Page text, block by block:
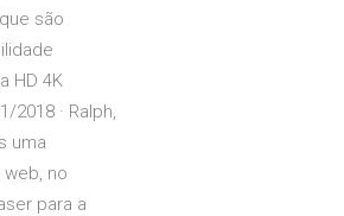
são
HD 4K
2018 · Ralph,
uma
no
para a